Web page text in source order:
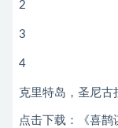
2
3
4
克里特岛，圣尼古
点击下载：
《喜